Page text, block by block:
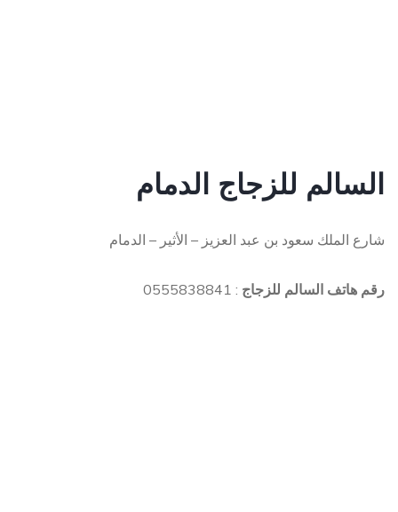
السالم للزجاج الدمام
شارع الملك سعود بن عبد العزيز – الأثير – الدمام
رقم هاتف السالم للزجاج : 0555838841